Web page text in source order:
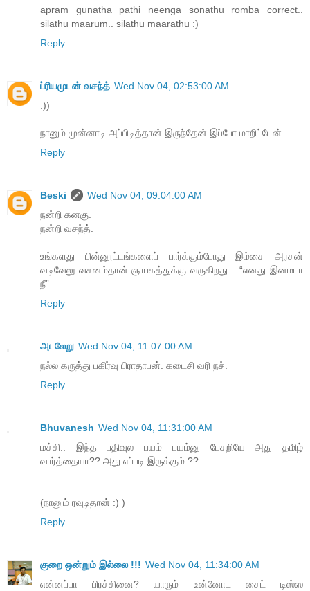
apram gunatha pathi neenga sonathu romba correct..
silathu maarum.. silathu maarathu :)
Reply
ப்ரியமுடன் வசந்த் Wed Nov 04, 02:53:00 AM
:))
நானும் முன்னாடி அப்பிடித்தான் இருந்தேன் இப்போ மாறிட்டேன்..
Reply
Beski
Wed Nov 04, 09:04:00 AM
நன்றி கனகு.
நன்றி வசந்த்.
உங்களது பின்னூட்டங்களைப் பார்க்கும்போது இம்சை அரசன்
வடிவேலு வசனம்தான் ஞாபகத்துக்கு வருகிறது... “எனது இனமடா
நீ”.
Reply
அடலேறு Wed Nov 04, 11:07:00 AM
நல்ல கருத்து பகிர்வு பிராதாபன். கடைசி வரி நச்.
Reply
Bhuvanesh Wed Nov 04, 11:31:00 AM
மச்சி.. இந்த பதிவுல பயம் பயம்னு பேசறியே அது தமிழ்
வார்த்தையா?? அது எப்படி இருக்கும் ??
(நானும் ரவுடிதான் :) )
Reply
குறை ஒன்றும் இல்லை !!! Wed Nov 04, 11:34:00 AM
என்னப்பா பிரச்சினை? யாரும் உன்னோட சைட் டிஸ்ஸ